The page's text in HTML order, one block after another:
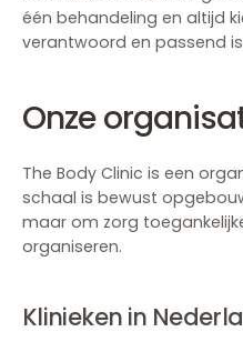
één behandeling en altijd
verantwoord en passend
Onze
The Body Clinic is een
schaal is bewust
maar om zorg
organiseren.
Klinieken in